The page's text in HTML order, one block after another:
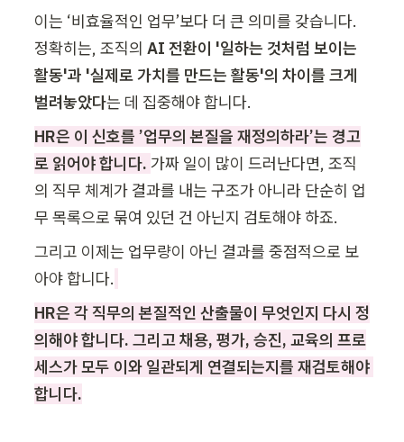
이는 ‘비효율적인 업무’보다 더 큰 의미를 갖습니다.
정확히는, 조직의 AI 전환이 '일하는 것처럼 보이는
활동'과 '실제로 가치를 만드는 활동'의 차이를 크게
벌려놓았다는 데 집중해야 합니다.
HR은 이 신호를 ’업무의 본질을 재정의하라’는 경고
로 읽어야 합니다. 가짜 일이 많이 드러난다면, 조직
의 직무 체계가 결과를 내는 구조가 아니라 단순히 업
무 목록으로 묶여 있던 건 아닌지 검토해야 하죠.
그리고 이제는 업무량이 아닌 결과를 중점적으로 보
아야 합니다.
HR은 각 직무의 본질적인 산출물이 무엇인지 다시 정
의해야 합니다. 그리고 채용, 평가, 승진, 교육의 프로
세스가 모두 이와 일관되게 연결되는지를 재검토해야
합니다.